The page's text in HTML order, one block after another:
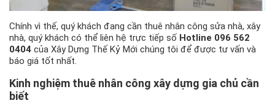
Chính vì thế, quý khách đang cần thuê nhân công sửa nhà, xây
nhà, quý khách có thể liên hệ trực tiếp số Hotline 096 562
0404 của Xây Dựng Thế Kỷ Mới chúng tôi để được tư vấn và
báo giá tốt nhất.
Kinh nghiệm thuê nhân công xây dựng gia chủ cần
biết